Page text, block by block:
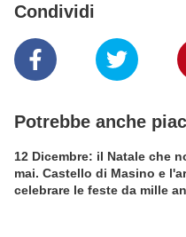
Condividi
Potrebbe anche
12 Dicembre: il Natale che
mai. Castello di Masino e
celebrare le feste da mille